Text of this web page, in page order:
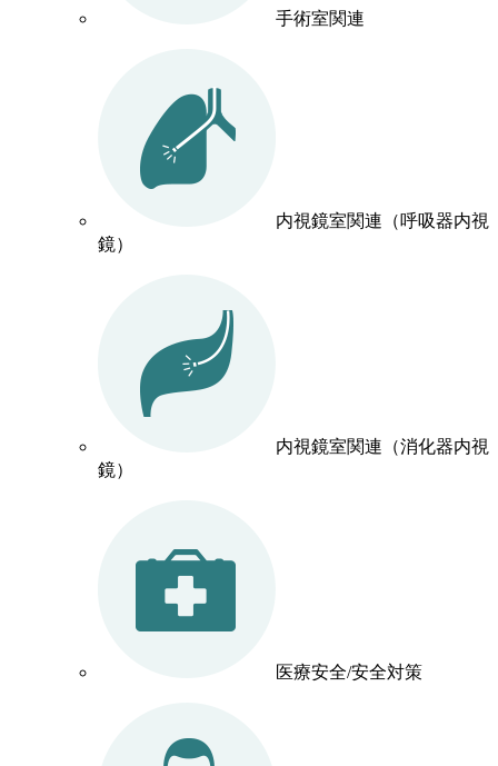
手術室関連
内視鏡室関連（呼吸器内視
鏡）
内視鏡室関連（消化器内視
鏡）
医療安全/安全対策